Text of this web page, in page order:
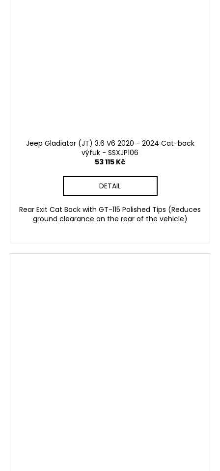
Jeep Gladiator (JT) 3.6 V6 2020 - 2024 Cat-back
výfuk - SSXJP106
53 115 Kč
DETAIL
Rear Exit Cat Back with GT-115 Polished Tips (Reduces
ground clearance on the rear of the vehicle)